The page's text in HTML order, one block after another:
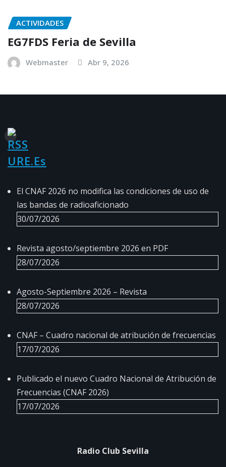
ACTIVIDADES
EG7FDS Feria de Sevilla
Webmaster Abr 9, 2026
URE.es
El CNAF 2026 no modifica las condiciones de uso de
las bandas de radioaficionado
30/07/2026
Revista agosto/septiembre 2026 en PDF
28/07/2026
Agosto-Septiembre 2026 – Revista
28/07/2026
CNAF – Cuadro nacional de atribución de frecuencias
17/07/2026
Publicado el nuevo Cuadro Nacional de Atribución de
Frecuencias (CNAF 2026)
17/07/2026
Radio Club Sevilla